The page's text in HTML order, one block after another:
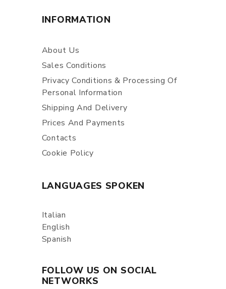
INFORMATION
About Us
Sales Conditions
Privacy Conditions & Processing Of
Personal Information
Shipping And Delivery
Prices And Payments
Contacts
Cookie Policy
LANGUAGES SPOKEN
Italian
English
Spanish
FOLLOW US ON SOCIAL
NETWORKS